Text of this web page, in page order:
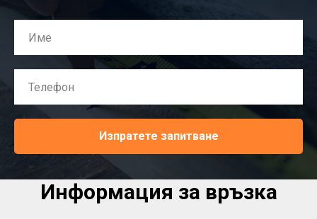
Изпратете запитване
Информация за връзка